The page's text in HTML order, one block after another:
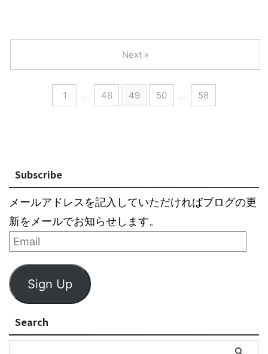
1 … 48 49 50 … 58
Next »
Subscribe
メールアドレスを記入していただければブログの更
新をメールでお知らせします。
Sign Up
Search